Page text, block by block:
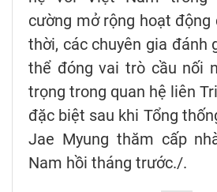
cường mở rộng hoạt động
thời, các chuyên gia đánh
thể đóng vai trò cầu nối
trọng trong quan hệ liên
đặc biệt sau khi Tổng
Jae Myung thăm cấp
Nam hồi tháng trước./.